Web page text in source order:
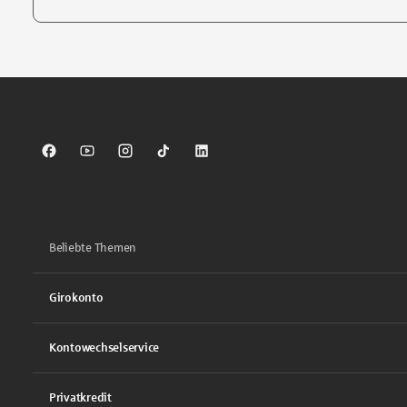
Sparkasse auf Facebook
Sparkasse auf Youtube
Sparkasse auf Instagram
Sparkasse auf TikTok
Sparkasse auf LinkedIn
Beliebte Themen
Girokonto
Kontowechselservice
Privatkredit